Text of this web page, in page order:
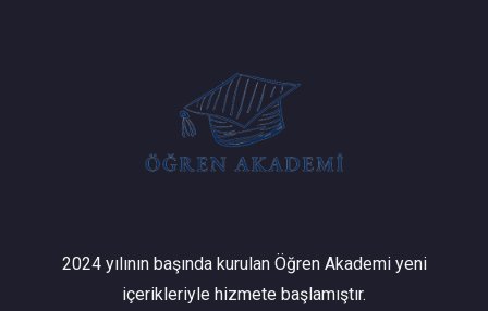
2024 yılının başında kurulan Öğren Akademi yeni
içerikleriyle hizmete başlamıştır.